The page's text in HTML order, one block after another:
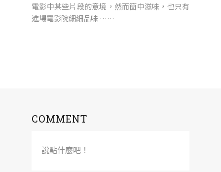
電影中某些片段的意境，然而箇中滋味，也只有
進場電影院細細品味 ……
COMMENT
說點什麼吧！